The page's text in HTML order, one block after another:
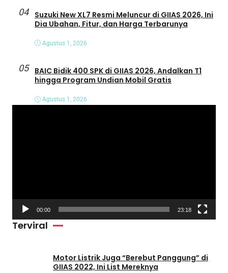
04
Suzuki New XL7 Resmi Meluncur di GIIAS 2026, Ini
Dia Ubahan, Fitur, dan Harga Terbarunya
Agustus 1, 2026
05
BAIC Bidik 400 SPK di GIIAS 2026, Andalkan T1
hingga Program Undian Mobil Gratis
Agustus 1, 2026
d
00:00 23:18
Terviral
Motor Listrik Juga “Berebut Panggung” di
GIIAS 2022, Ini List Mereknya